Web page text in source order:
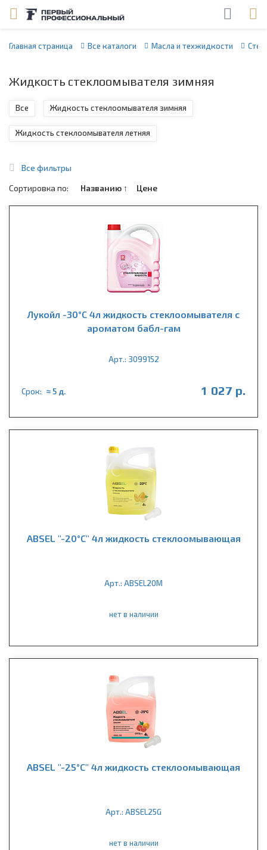
Главная страница Все каталоги Масла и техжидкости
Жидкость стеклоомывателя зимняя
Все Жидкость стеклоомывателя зимняя
Жидкость стеклоомывателя летняя
Все фильтры
Сортировка по:
Названию ↑ Цене
Лукойл -30°С 4л жидкость стеклоомывателя с
ароматом бабл-гам
Арт.: 3099152
Срок: ≈ 5 д. 1 027 р.
ABSEL "-20°C" 4л жидкость стеклоомывающая
Арт.: ABSEL20M
нет в наличии
ABSEL "-25°C" 4л жидкость стеклоомывающая
Арт.: ABSEL25G
нет в наличии